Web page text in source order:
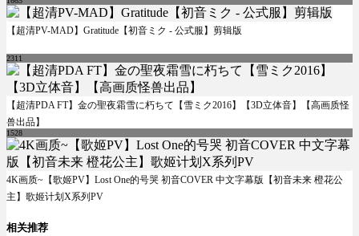
【超清PV-MAD】Gratitude【初音ミク - 公式服】剪辑版
2311
【超清PDA FT】金の聖夜霜雪に朽ちて【雪ミク2016】【3D立体音】【高画质怪
兽出品】
1528
4K画质~【歌姬PV】Lost One的号哭 初音COVER 中文字幕版【初音未来 橙花公
主】歌姬计划X系列PV
相关推荐